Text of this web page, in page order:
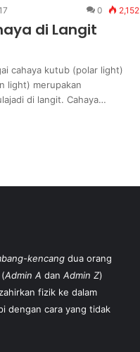
0 2,152
di Langit
cahaya kutub (polar light)
light) merupakan
di langit. Cahaya…
kencang dua orang
Admin A dan Admin Z)
fizik ke dalam
dengan cara yang tidak